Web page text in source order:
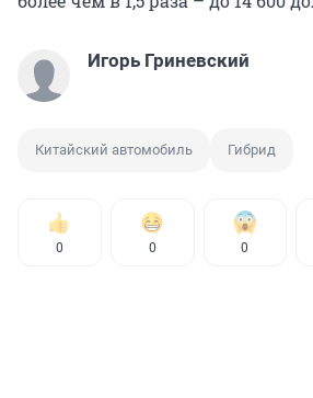
Игорь Гриневский
Китайский автомобиль Гибрид
0 0 0